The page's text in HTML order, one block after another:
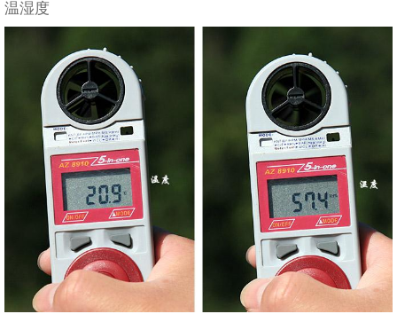
温湿度